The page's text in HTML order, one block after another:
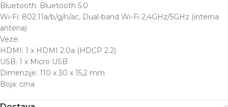
Bluetooth: Bluetooth 5.0
Wi-Fi: 802.11a/b/g/n/ac, Dual-band Wi-Fi 2,4GHz/5GHz (interna
antena)
Veze:
HDMI: 1 x HDMI 2.0a (HDCP 2.2)
USB: 1 x Micro USB
Dimenzije: 110 x 30 x 15,2 mm
Boja: crna